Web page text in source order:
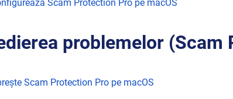
Scam Protection Pro pe macOS
problemelor (Scam
Scam Protection Pro pe macOS